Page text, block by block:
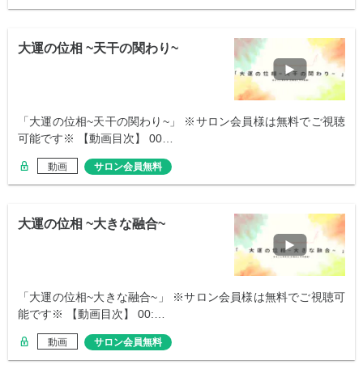
大運の位相 ~天干の関わり~
「大運の位相~天干の関わり~」 ※サロン会員様は無料でご視聴
可能です※ 【動画目次】 00…
動画 サロン会員無料
大運の位相 ~大きな融合~
「大運の位相~大きな融合~」 ※サロン会員様は無料でご視聴可
能です※ 【動画目次】 00:…
動画 サロン会員無料